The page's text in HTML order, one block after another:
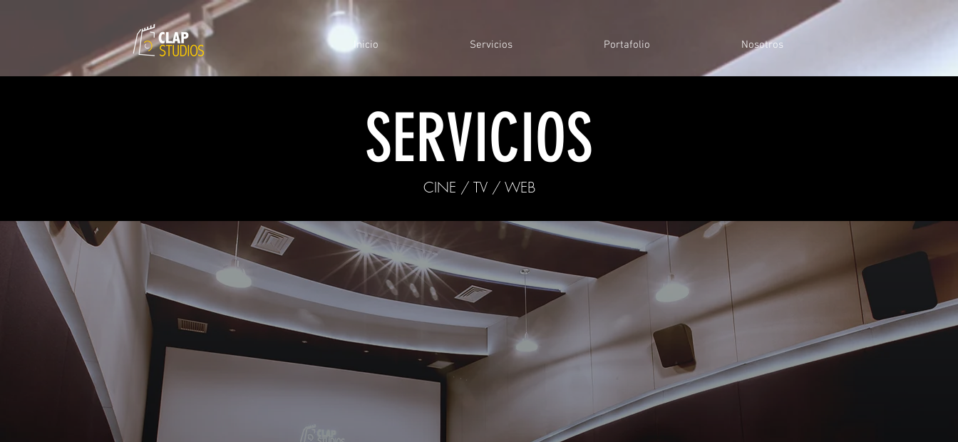
Inicio Servicios Portafolio Nosotros
SERVICIOS
CINE / TV / WEB